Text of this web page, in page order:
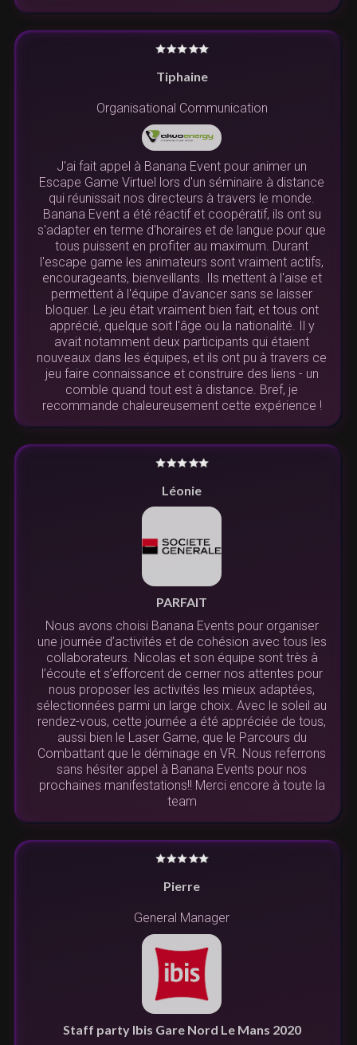
Tiphaine
Organisational Communication
J'ai fait appel à Banana Event pour animer un
Escape Game Virtuel lors d'un séminaire à distance
qui réunissait nos directeurs à travers le monde.
Banana Event a été réactif et coopératif, ils ont su
s'adapter en terme d'horaires et de langue pour que
tous puissent en profiter au maximum. Durant
l'escape game les animateurs sont vraiment actifs,
encourageants, bienveillants. Ils mettent à l'aise et
permettent à l'équipe d'avancer sans se laisser
bloquer. Le jeu était vraiment bien fait, et tous ont
apprécié, quelque soit l'âge ou la nationalité. Il y
avait notamment deux participants qui étaient
nouveaux dans les équipes, et ils ont pu à travers ce
jeu faire connaissance et construire des liens - un
comble quand tout est à distance. Bref, je
recommande chaleureusement cette expérience !
Léonie
PARFAIT
Nous avons choisi Banana Events pour organiser
une journée d’activités et de cohésion avec tous les
collaborateurs. Nicolas et son équipe sont très à
l’écoute et s’efforcent de cerner nos attentes pour
nous proposer les activités les mieux adaptées,
sélectionnées parmi un large choix. Avec le soleil au
rendez-vous, cette journée a été appréciée de tous,
aussi bien le Laser Game, que le Parcours du
Combattant que le déminage en VR. Nous referrons
sans hésiter appel à Banana Events pour nos
prochaines manifestations!! Merci encore à toute la
team
Pierre
General Manager
Staff party Ibis Gare Nord Le Mans 2020